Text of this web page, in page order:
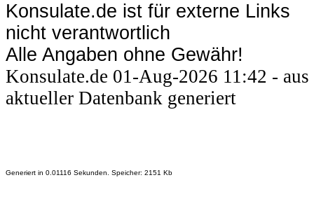
Konsulate.de ist für externe Links
nicht verantwortlich
Alle Angaben ohne Gewähr!
Konsulate.de 01-Aug-2026 11:42 - aus
aktueller Datenbank generiert
Generiert in 0.01116 Sekunden. Speicher: 2151 Kb